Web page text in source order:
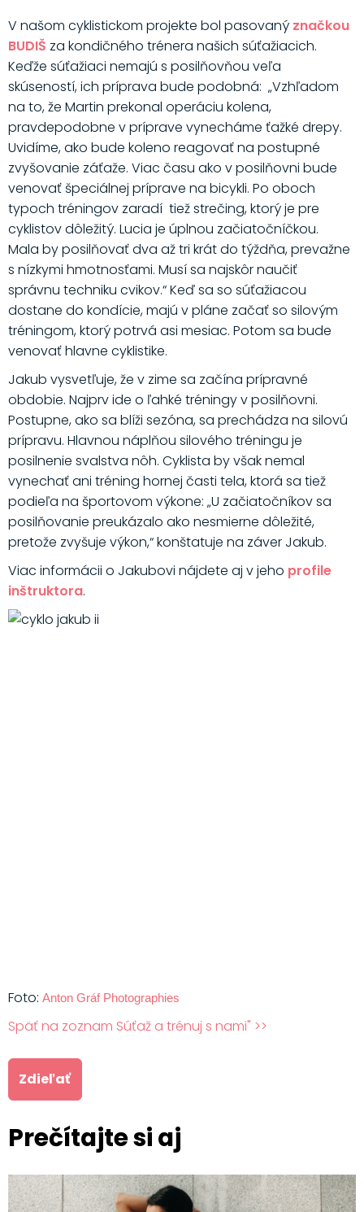
V našom cyklistickom projekte bol pasovaný značkou
BUDIŠ za kondičného trénera našich súťažiacich.
Keďže súťažiaci nemajú s posilňovňou veľa
skúseností, ich príprava bude podobná: „Vzhľadom
na to, že Martin prekonal operáciu kolena,
pravdepodobne v príprave vynecháme ťažké drepy.
Uvidíme, ako bude koleno reagovať na postupné
zvyšovanie záťaže. Viac času ako v posilňovni bude
venovať špeciálnej príprave na bicykli. Po oboch
typoch tréningov zaradí tiež strečing, ktorý je pre
cyklistov dôležitý. Lucia je úplnou začiatočníčkou.
Mala by posilňovať dva až tri krát do týždňa, prevažne
s nízkymi hmotnosťami. Musí sa najskôr naučiť
správnu techniku cvikov.“ Keď sa so súťažiacou
dostane do kondície, majú v pláne začať so silovým
tréningom, ktorý potrvá asi mesiac. Potom sa bude
venovať hlavne cyklistike.
Jakub vysvetľuje, že v zime sa začína prípravné
obdobie. Najprv ide o ľahké tréningy v posilňovni.
Postupne, ako sa blíži sezóna, sa prechádza na silovú
prípravu. Hlavnou náplňou silového tréningu je
posilnenie svalstva nôh. Cyklista by však nemal
vynechať ani tréning hornej časti tela, ktorá sa tiež
podieľa na športovom výkone: „U začiatočníkov sa
posilňovanie preukázalo ako nesmierne dôležité,
pretože zvyšuje výkon,“ konštatuje na záver Jakub.
Viac informácii o Jakubovi nájdete aj v jeho profile
inštruktora.
Foto: Anton Gráf Photographies
Späť na zoznam Súťaž a trénuj s nami" >>
Zdieľať
Prečítajte si aj